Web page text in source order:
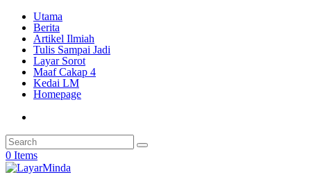
Utama
Berita
Artikel Ilmiah
Tulis Sampai Jadi
Layar Sorot
Maaf Cakap 4
Kedai LM
Homepage
0 Items